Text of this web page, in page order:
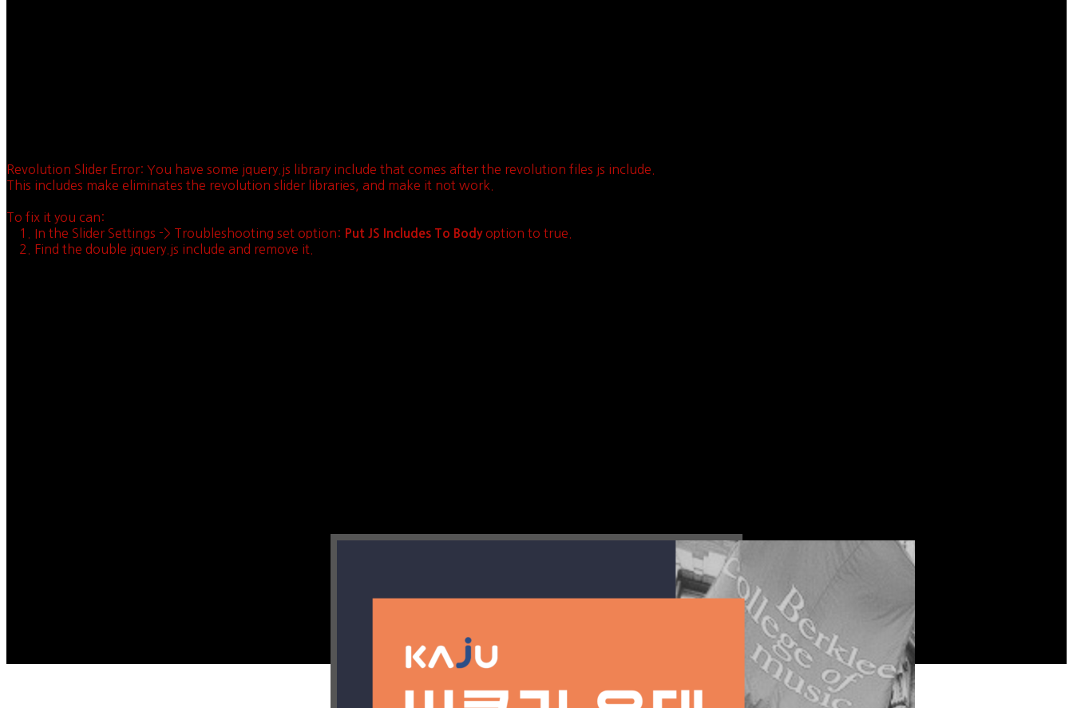
Revolution Slider Error: You have some jquery.js library include that comes after the revolution files js include.
This includes make eliminates the revolution slider libraries, and make it not work.
To fix it you can:
1. In the Slider Settings -> Troubleshooting set option: Put JS Includes To Bodyoption to true.
2. Find the double jquery.js include and remove it.